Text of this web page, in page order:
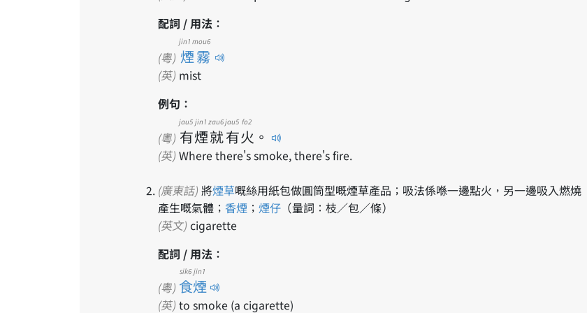
配詞 / 用法：
(粵) 煙霧
jin1 mou6
(英) mist
例句：
(粵) 有
jau5
煙
jin1
就
zau6
有
jau5
火
fo2
。
(英) Where there's smoke, there's fire.
(廣東話) 將煙草嘅絲用紙包做圓筒型嘅煙草產品；吸法係喺一邊點火，另一邊吸入燃燒
產生嘅氣體； 香煙 ； 煙仔 （量詞：枝／包／條）
(英文) cigarette
配詞 / 用法：
(粵) 食煙
sik6 jin1
(英) to smoke (a cigarette)